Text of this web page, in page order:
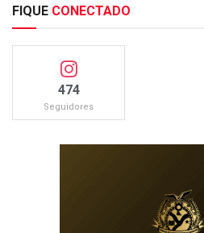
FIQUE CONECTADO
474
Seguidores